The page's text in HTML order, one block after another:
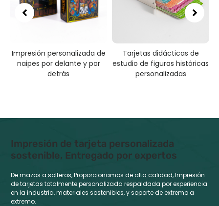
Impresión personalizada de
naipes por delante y por
detrás
Tarjetas didácticas de
estudio de figuras históricas
personalizadas
Impresión de tarjeta personalizada
sostenible, Entregado por expertos
De mazos a solteros, Proporcionamos de alta calidad, Impresión
de tarjetas totalmente personalizada respaldada por experiencia
en la industria, materiales sostenibles, y soporte de extremo a
extremo.